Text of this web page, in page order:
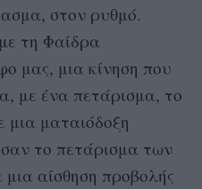
στον ρυθμό.
τη Φαίδρα
μας, μια κίνηση που
με ένα πετάρισμα, το
μια ματαιόδοξη
το πετάρισμα των
αίσθηση προβολής